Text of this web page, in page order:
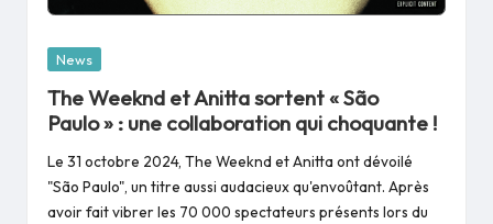
Posted
News
The Weeknd et Anitta sortent « São
Paulo » : une collaboration qui choquante !
Le 31 octobre 2024, The Weeknd et Anitta ont dévoilé
"São Paulo", un titre aussi audacieux qu'envoûtant. Après
avoir fait vibrer les 70 000 spectateurs présents lors du